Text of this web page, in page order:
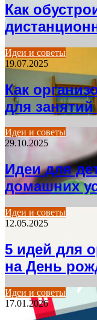
Как
Идеи и советы
19.07.2025
Как
для
Идеи и советы
29.10.2025
Идеи для
домашних
Идеи и советы
12.05.2025
5 идей для
на День
Идеи и советы
17.01.2026